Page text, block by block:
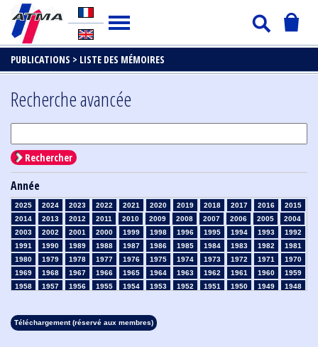
PUBLICATIONS > LISTE DES MÉMOIRES
Recherche avancée
Rechercher
Année
2025 2024 2023 2022 2021 2020 2019 2018 2017 2016
2015
2014
2013 2012 2011 2010 2009 2008 2007 2006 2005
2004
2003
2002 2001 2000 1999 1998 1996 1995 1994 1993
1992
1991
1990 1989 1988 1987 1986 1985 1984 1983 1982
1981
1980
1979 1978 1977 1976 1975 1974 1973 1972 1971
1970
1969
1968 1967 1966 1965 1964 1963 1962 1961 1960
1959
1958
1957 1956 1955 1954 1953 1952 1951 1950 1949
1948
1913
1912 1911 1910 1909 1908
Téléchargement (réservé aux membres)